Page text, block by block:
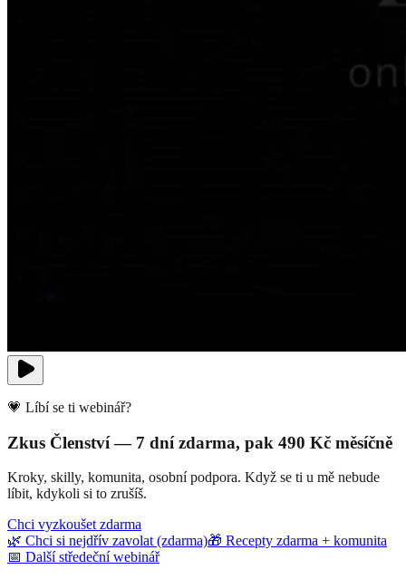
💗 Líbí se ti webinář?
Zkus Členství — 7 dní zdarma, pak 490 Kč měsíčně
Kroky, skilly, komunita, osobní podpora. Když se ti u mě nebude
líbit, kdykoli si to zrušíš.
Chci vyzkoušet zdarma
🌿 Chci si nejdřív zavolat (zdarma)🎁 Recepty zdarma + komunita
📅 Další středeční webinář